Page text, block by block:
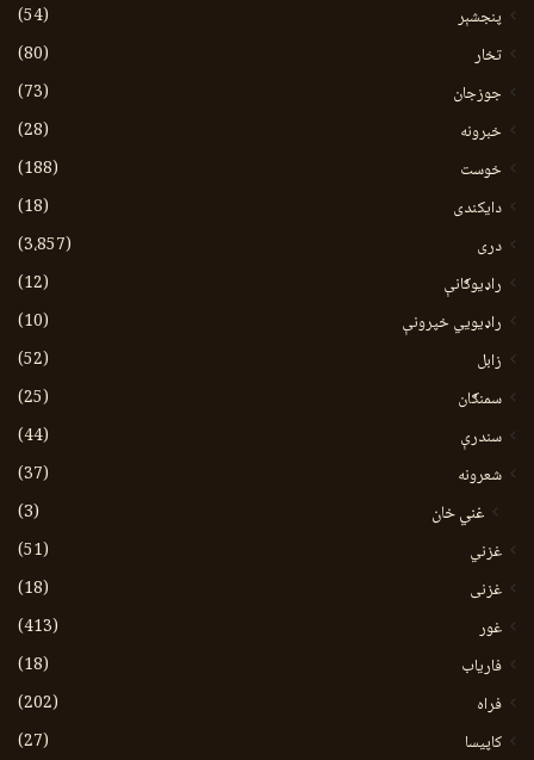
پنجشېر
(54)
تخار
(80)
جوزجان
(73)
خبرونه
(28)
خوست
(188)
دایکندی
(18)
دری
(3،857)
راډیوګانې
(12)
راډیويي خپرونې
(10)
زابل
(52)
سمنګان
(25)
سندرې
(44)
شعرونه
(37)
غني خان
(3)
غزني
(51)
غزنی
(18)
غور
(413)
فاریاب
(18)
فراه
(202)
کاپیسا
(27)